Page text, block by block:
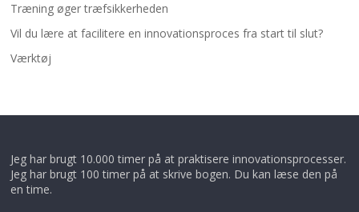
Træning øger træfsikkerheden
Vil du lære at facilitere en innovationsproces fra start til slut?
Værktøj
Jeg har brugt 10.000 timer på at praktisere innovationsprocesser.
Jeg har brugt 100 timer på at skrive bogen. Du kan læse den på
en time.